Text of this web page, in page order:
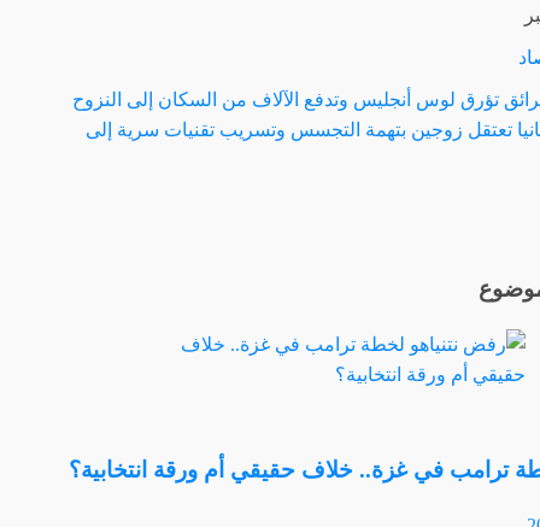
تؤرق لوس أنجليس وتدفع الآلاف من السكان إلى النزوح
تعتقل زوجين بتهمة التجسس وتسريب تقنيات سرية إلى
ترامب في غزة.. خلاف حقيقي أم ورقة انتخابية؟